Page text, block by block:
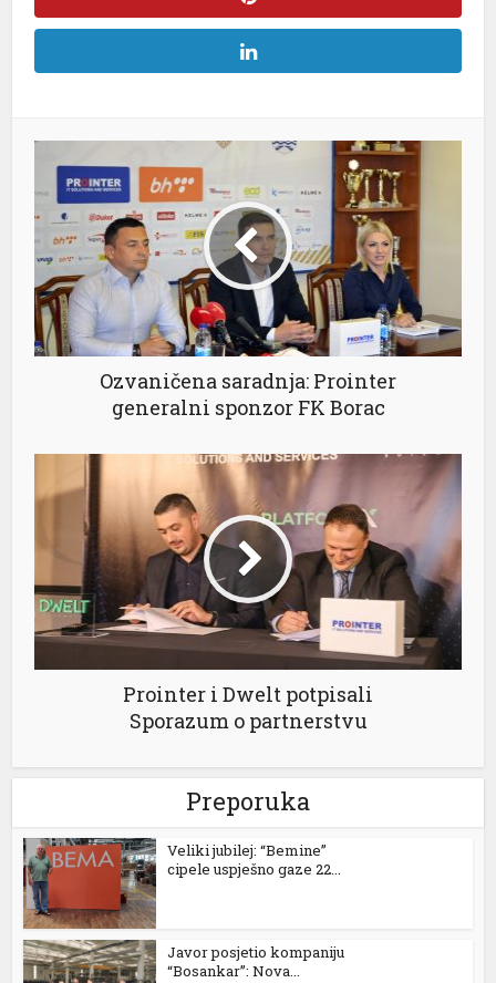
Ozvaničena saradnja: Prointer
generalni sponzor FK Borac
Prointer i Dwelt potpisali
Sporazum o partnerstvu
Preporuka
Veliki jubilej: “Bemine”
cipele uspješno gaze 22...
Javor posjetio kompaniju
“Bosankar”: Nova...